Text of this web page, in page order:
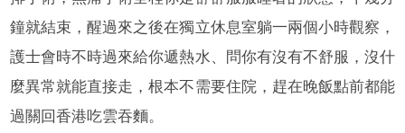
鐘就結束，醒過來之後在獨立休息室躺一兩個小時觀察，
護士會時不時過來給你遞熱水、問你有沒有不舒服，沒什
麼異常就能直接走，根本不需要住院，趕在晚飯點前都能
過關回香港吃雲吞麵。